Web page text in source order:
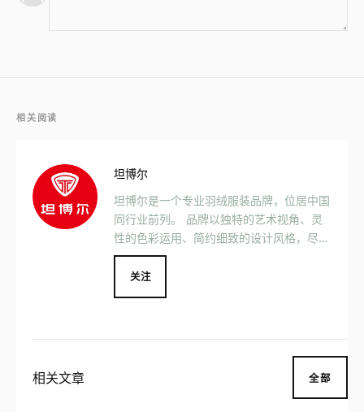
相关阅读
坦博尔
坦博尔是一个专业羽绒服装品牌，位居中国
同行业前列。 品牌以独特的艺术视角、灵
性的色彩运用、简约细致的设计风格，尽显
现代羽绒服装简洁、精致、柔美和时尚的特
色。关注
相关文章 全部